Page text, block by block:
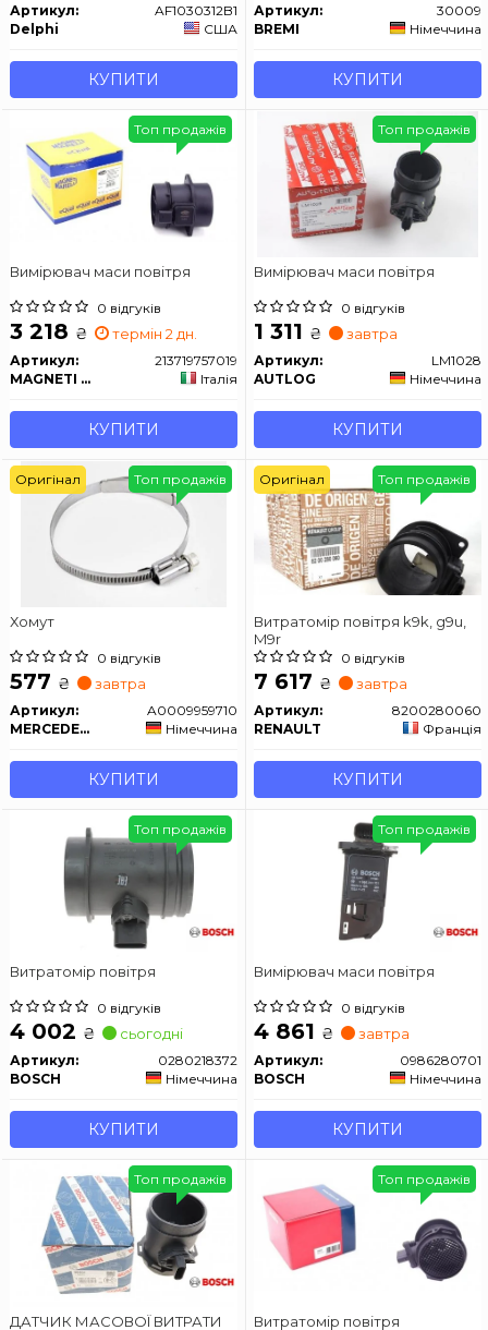
Артикул:
AF1030312B1
Delphi
США
КУПИТИ
Артикул:
30009
BREMI
Німеччина
КУПИТИ
Вимірювач маси повітря
0 відгуків
3 218 ₴ термін 2 дн.
Артикул:
213719757019
MAGNETI MARELLI
Італія
КУПИТИ
Топ продажів
Вимірювач маси повітря
0 відгуків
1 311 ₴ завтра
Артикул:
LM1028
AUTLOG
Німеччина
КУПИТИ
Топ продажів
Хомут
0 відгуків
577 ₴ завтра
Артикул:
A0009959710
MERCEDES-BENZ
Німеччина
КУПИТИ
Топ продажів
Оригінал
Витратомір повітря k9k, g9u,
M9r
0 відгуків
7 617 ₴ завтра
Артикул:
8200280060
RENAULT
Франція
КУПИТИ
Топ продажів
Оригінал
Витратомір повітря
0 відгуків
4 002 ₴ сьогодні
Артикул:
0280218372
BOSCH
Німеччина
КУПИТИ
Топ продажів
Вимірювач маси повітря
0 відгуків
4 861 ₴ завтра
Артикул:
0986280701
BOSCH
Німеччина
КУПИТИ
Топ продажів
ДАТЧИК МАСОВОЇ ВИТРАТИ
Топ продажів
Витратомір повітря
Топ продажів